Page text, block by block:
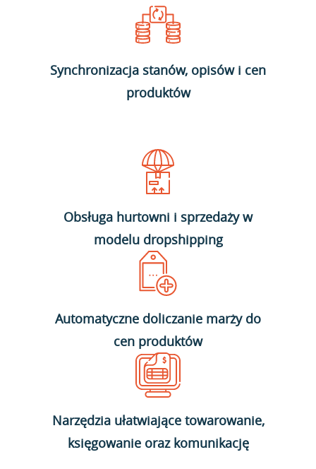
Synchronizacja stanów, opisów i cen
produktów
Obsługa hurtowni i sprzedaży w
modelu dropshipping
Automatyczne doliczanie marży do
cen produktów
Narzędzia ułatwiające towarowanie,
księgowanie oraz komunikację